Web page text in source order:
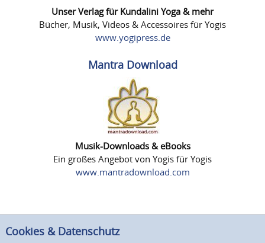
Unser Verlag für Kundalini Yoga & mehr
Bücher, Musik, Videos & Accessoires für Yogis
www.yogipress.de
Mantra Download
Musik-Downloads & eBooks
Ein großes Angebot von Yogis für Yogis
www.mantradownload.com
Cookies & Datenschutz